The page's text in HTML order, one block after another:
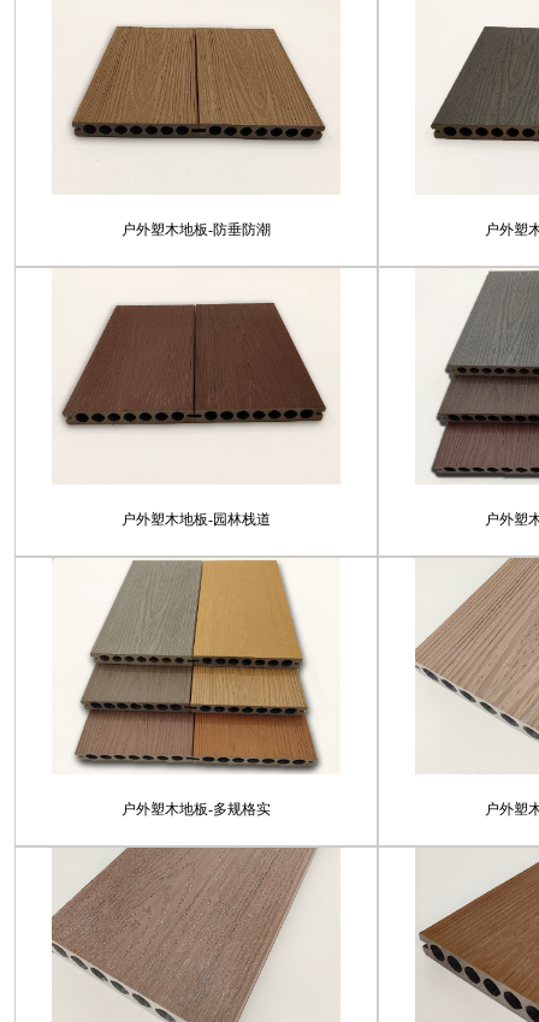
户外塑木地板-防垂防潮 户外塑
户外塑木地板-园林栈道 户外塑
户外塑木地板-多规格实 户外塑